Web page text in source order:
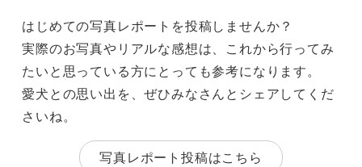
はじめての写真レポートを投稿しませんか？
実際のお写真やリアルな感想は、これから行ってみ
たいと思っている方にとっても参考になります。
愛犬との思い出を、ぜひみなさんとシェアしてくだ
さいね。
写真レポート投稿はこちら